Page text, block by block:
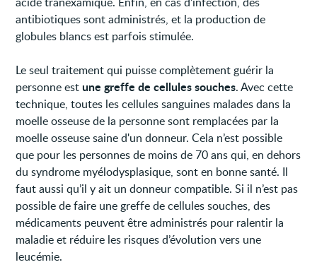
antibiotiques sont administrés, et la production de
globules blancs est parfois stimulée.
Le seul traitement qui puisse complètement guérir la
personne est une greffe de cellules souches. Avec cette
technique, toutes les cellules sanguines malades dans la
moelle osseuse de la personne sont remplacées par la
moelle osseuse saine d'un donneur. Cela n’est possible
que pour les personnes de moins de 70 ans qui, en dehors
du syndrome myélodysplasique, sont en bonne santé. Il
faut aussi qu’il y ait un donneur compatible. Si il n’est pas
possible de faire une greffe de cellules souches, des
médicaments peuvent être administrés pour ralentir la
maladie et réduire les risques d’évolution vers une
leucémie.